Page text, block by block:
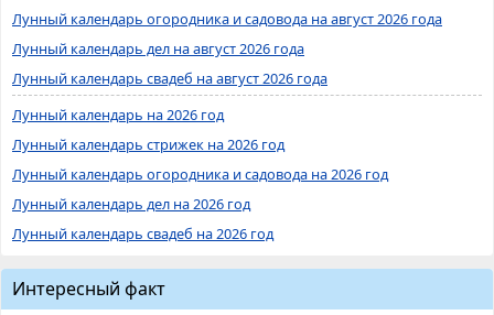
Лунный календарь огородника и садовода на август 2026 года
Лунный календарь дел на август 2026 года
Лунный календарь свадеб на август 2026 года
Лунный календарь на 2026 год
Лунный календарь стрижек на 2026 год
Лунный календарь огородника и садовода на 2026 год
Лунный календарь дел на 2026 год
Лунный календарь свадеб на 2026 год
Интересный факт